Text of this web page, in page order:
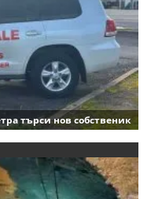
търси нов собственик